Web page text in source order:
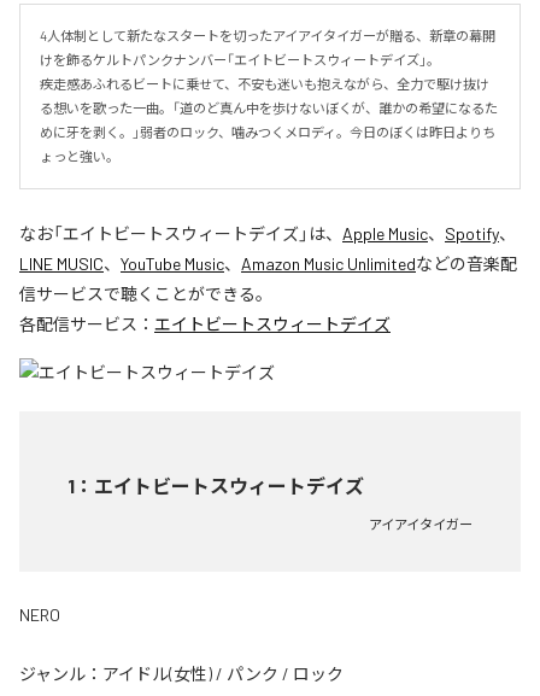
4人体制として新たなスタートを切ったアイアイタイガーが贈る、新章の幕開
けを飾るケルトパンクナンバー「エイトビートスウィートデイズ」。
疾走感あふれるビートに乗せて、不安も迷いも抱えながら、全力で駆け抜け
る想いを歌った一曲。「道のど真ん中を歩けないぼくが、誰かの希望になるた
めに牙を剥く。」弱者のロック、噛みつくメロディ。今日のぼくは昨日よりち
ょっと強い。
なお「エイトビートスウィートデイズ」は、 Apple Music、 Spotify、
LINE MUSIC、 YouTube Music、 Amazon Music Unlimitedなどの音楽配
信サービスで聴くことができる。
各配信サービス： エイトビートスウィートデイズ
1 ： エイトビートスウィートデイズ
アイアイタイガー
NERO
ジャンル： アイドル(女性) / パンク / ロック